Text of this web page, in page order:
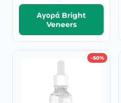
Αγορά Bright
Veneers
-50%